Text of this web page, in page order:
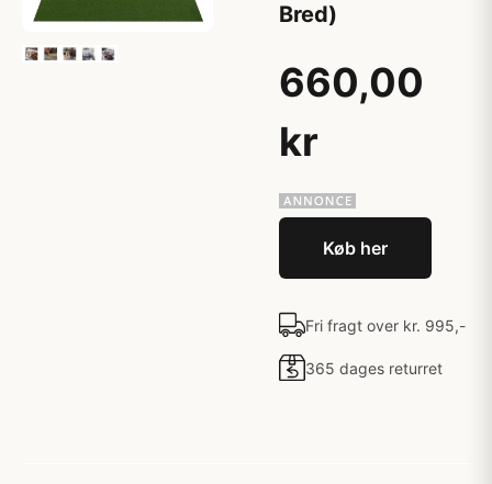
Bred)
660,00
kr
Køb her
Fri fragt over kr. 995,-
365 dages returret